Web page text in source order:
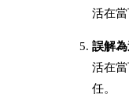
活在
誤解
活在
任。